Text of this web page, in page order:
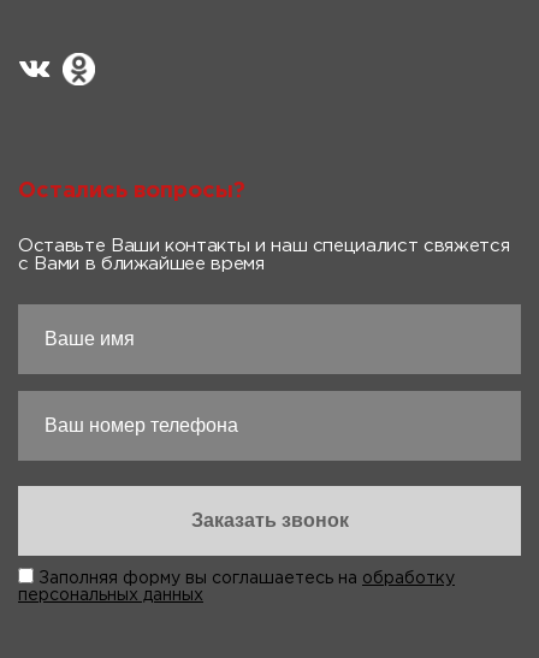
Остались вопросы?
Оставьте Ваши контакты и наш специалист свяжется
с Вами в ближайшее время
Заполняя форму вы соглашаетесь на обработку
персональных данных